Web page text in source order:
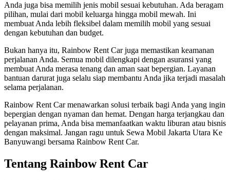
Anda juga bisa memilih jenis mobil sesuai kebutuhan. Ada beragam
pilihan, mulai dari mobil keluarga hingga mobil mewah. Ini
membuat Anda lebih fleksibel dalam memilih mobil yang sesuai
dengan kebutuhan dan budget.
Bukan hanya itu, Rainbow Rent Car juga memastikan keamanan
perjalanan Anda. Semua mobil dilengkapi dengan asuransi yang
membuat Anda merasa tenang dan aman saat bepergian. Layanan
bantuan darurat juga selalu siap membantu Anda jika terjadi masalah
selama perjalanan.
Rainbow Rent Car menawarkan solusi terbaik bagi Anda yang ingin
bepergian dengan nyaman dan hemat. Dengan harga terjangkau dan
pelayanan prima, Anda bisa memanfaatkan waktu liburan atau bisnis
dengan maksimal. Jangan ragu untuk Sewa Mobil Jakarta Utara Ke
Banyuwangi bersama Rainbow Rent Car.
Tentang Rainbow Rent Car